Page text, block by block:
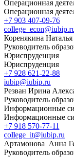
Операционная
Операционная
+7 903 407-09-76
Коренякина
Руководитель
Юриспруденция
Юриспруденция
+7 928 621-22-88
iubip@iubip.ru
Резван Ирина
Руководитель
Информационные
Информационные
+7 918 570-77-11
college_it@iubip.ru
Артамонова Анна
Руководитель